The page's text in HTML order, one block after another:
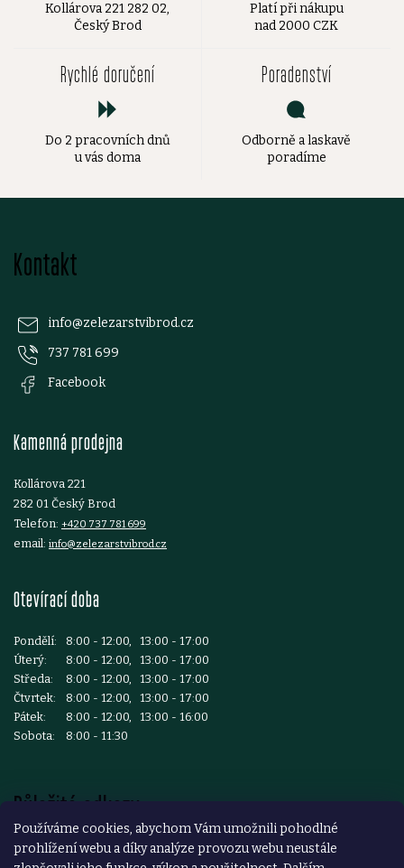
Používáme cookies, abychom Vám umožnili pohodlné
prohlížení webu a díky analýze provozu webu neustále
Kollárova 221 282 02,
Český Brod
Platí při nákupu
nad 2000 CZK
Rychlé doručení
Do 2 pracovních dnů
u vás doma
Poradenství
Odborně a laskavě
poradíme
Kontakt
info@zelezarstvibrod.cz
737 781 699
Facebook
Kamenná prodejna
Kollárova 221
282 01 Český Brod
Telefon: +420 737 781 699
email: info@zelezarstvibrod.cz
Otevírací doba
Pondělí:
8:00 - 12:00, 13:00 - 17:00
Úterý:
8:00 - 12:00, 13:00 - 17:00
Středa:
8:00 - 12:00, 13:00 - 17:00
Čtvrtek:
8:00 - 12:00, 13:00 - 17:00
Pátek:
8:00 - 12:00, 13:00 - 16:00
Sobota:
8:00 - 11:30
Důležité odkazy
Reklamace a vrácení zboží